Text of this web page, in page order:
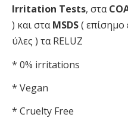
Irritation Tests, στα
) και σταMSDS( επίσημο
ύλες ) τα RELUZ
* 0% irritations
* Vegan
* Cruelty Free